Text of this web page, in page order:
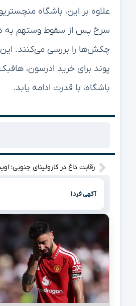
علاوه بر این، باشگاه
سرخ پس از سقوط وستهم به
پوند برای خرید ادرسون، هافبک
باشگاه، با قدرت ادامه یابد.
آگهی فردا